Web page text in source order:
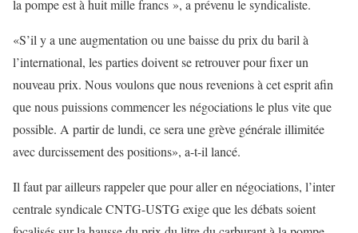
la pompe est à huit mille francs », a prévenu le syndicaliste.
«S’il y a une augmentation ou une baisse du prix du baril à
l’international, les parties doivent se retrouver pour fixer un
nouveau prix. Nous voulons que nous revenions à cet esprit afin
que nous puissions commencer les négociations le plus vite que
possible. A partir de lundi, ce sera une grève générale illimitée
avec durcissement des positions», a-t-il lancé.
Il faut par ailleurs rappeler que pour aller en négociations, l’inter
centrale syndicale CNTG-USTG exige que les débats soient